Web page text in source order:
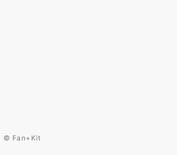
© Fan+Kit